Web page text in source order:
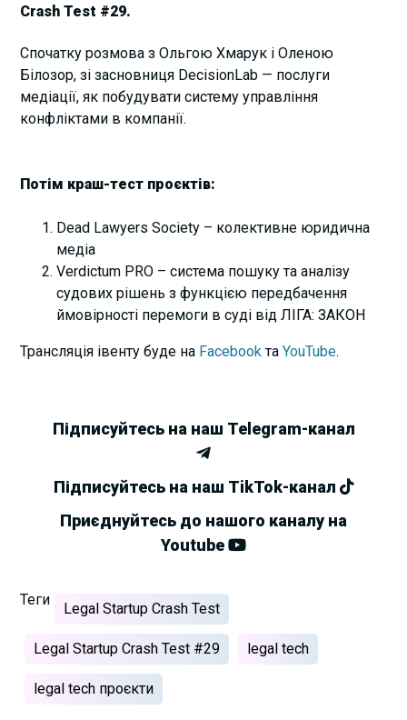
Crash Test #29.
Спочатку розмова з Ольгою Хмарук і Оленою
Білозор, зі засновниця DecisionLab — послуги
медіації, як побудувати систему управління
конфліктами в компанії.
Потім краш-тест проєктів:
Dead Lawyers Society – колективне юридична
медіа
Verdictum PRO – система пошуку та аналізу
судових рішень з функцією передбачення
ймовірності перемоги в суді від ЛІГА: ЗАКОН
Трансляція івенту буде на Facebook таYouTube.
Підписуйтесь на наш Telegram-канал
Підписуйтесь на наш TikTok-канал
Приєднуйтесь до нашого каналу на
Youtube
Теги
Legal Startup Crash Test
Legal Startup Crash Test #29 legal tech
legal tech проєкти